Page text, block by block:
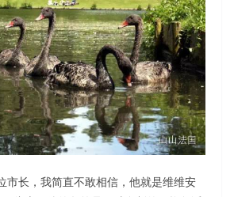
市长，我简直不敢相信，他就是维维安